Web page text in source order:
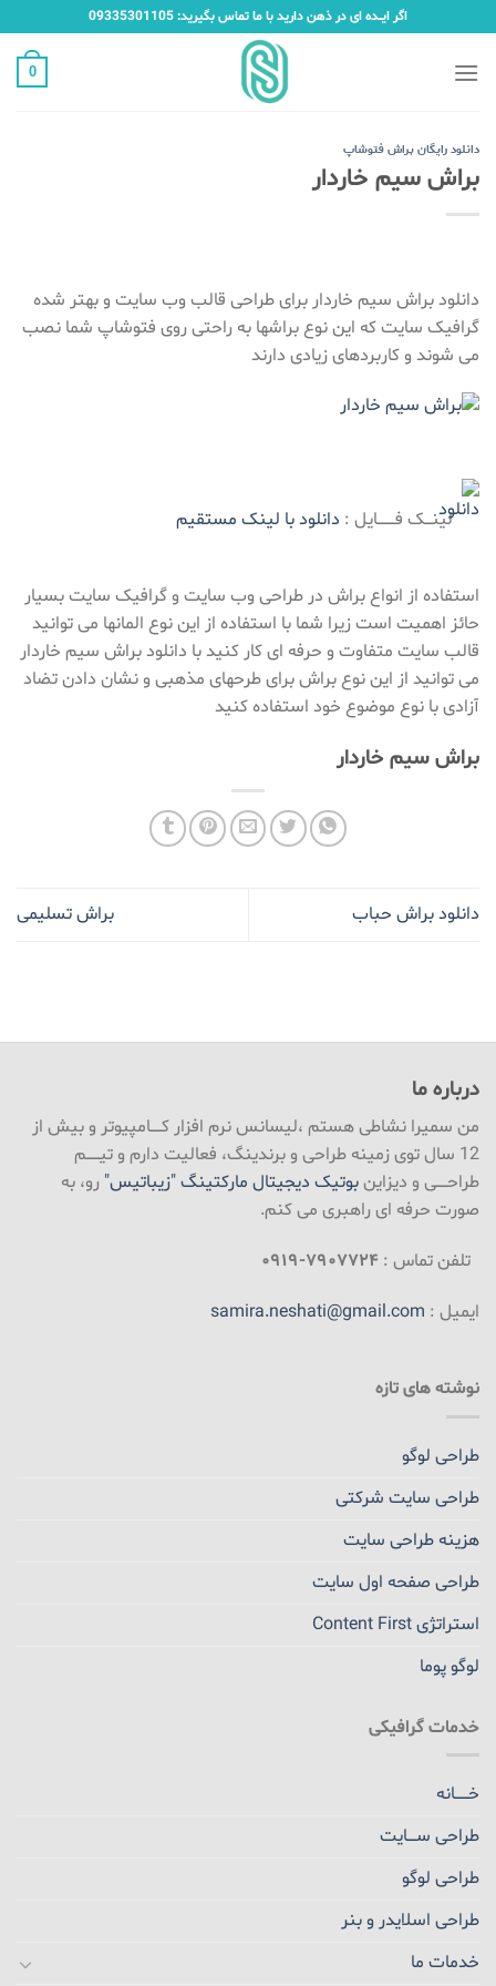
to
content
اگر ایـــده ای در ذهن دارید با ما تماس بگیرید: 09335301105
0
دانلود رایگان براش فتوشاپ
براش سیم خاردار
دانلود براش سیم خاردار برای طراحی قالب وب سایت و بهتر شده
گرافیک سایت که این نوع براشها به راحتی روی فتوشاپ شما نصب
می شوند و کاربردهای زیادی دارند
لینـــک فــــــــایل : دانلود با لینک مستقیم
استفاده از انواع براش در طراحی وب سایت و گرافیک سایت بسیار
حائز اهمیت است زیرا شما با استفاده از این نوع المانها می توانید
قالب سایت متفاوت و حرفه ای کار کنید با دانلود براش سیم خاردار
می توانید از این نوع براش برای طرحهای مذهبی و نشان دادن تضاد
آزادی با نوع موضوع خود استفاده کنید
براش سیم خاردار
دانلود براش حباب براش تسلیمی
درباره ما
من سمیرا نشاطی هستم ،لیسانس نرم افزار کـــــامپیوتر و بیش از
12 سال توی زمینه طراحی و برندینگ، فعالیت دارم و تیــــــم
طراحـــــی و دیزاین بوتیک دیجیتال مارکتینگ "زیباتیس" رو، به
صورت حرفه ای راهبری می کنم.
تلفن تماس : ۷۹۰۷۷۲۴-۰۹۱۹
ایمیل : samira.neshati@gmail.com
نوشته های تازه
طراحی لوگو
طراحی سایت شرکتی
هزینه طراحی سایت
طراحی صفحه اول سایت
استراتژی Content First
لوگو پوما
خدمات گرافیکی
خــــــانه
طراحی ســــایت
طراحی لوگو
طراحی اسلایدر و بنر
خدمات ما